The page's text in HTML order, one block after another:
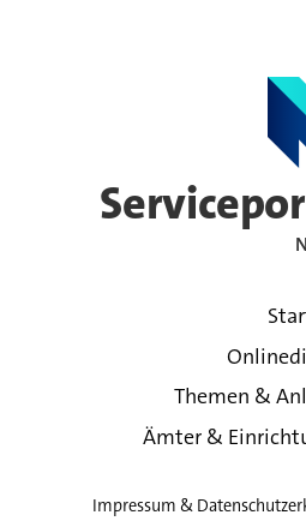
Themen &
Ämter &
Impressum &